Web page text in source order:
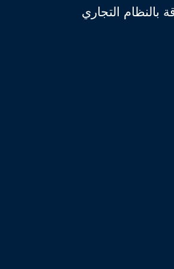
بالنظام التجاري